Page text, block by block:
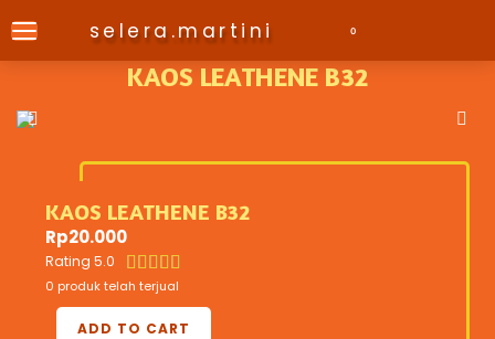
selera.martini 0
KAOS LEATHENE B32
KAOS LEATHENE B32
Rp20.000
Rating 5.0     
0 produk telah terjual
ADD TO CART